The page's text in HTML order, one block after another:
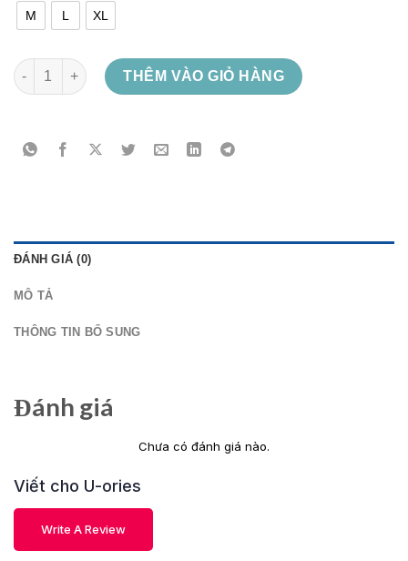
M L XL
Deep Purple - Machine Head số lượng
THÊM VÀO GIỎ HÀNG
ĐÁNH GIÁ (0)
MÔ TẢ
THÔNG TIN BỔ SUNG
Đánh giá
Chưa có đánh giá nào.
Viết cho U-ories
Write A Review